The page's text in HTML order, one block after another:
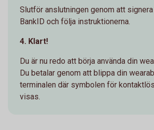
Slutför anslutningen genom att
BankID och följa instruktionerna.
4. Klart!
Du är nu redo att börja använda din
Du betalar genom att blippa din
terminalen där symbolen för
visas.